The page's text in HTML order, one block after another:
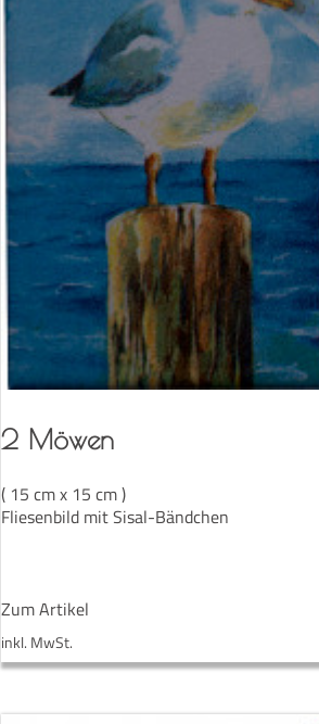
2 Möwen
( 15 cm x 15 cm )
Fliesenbild mit Sisal-Bändchen
Zum Artikel
inkl. MwSt.